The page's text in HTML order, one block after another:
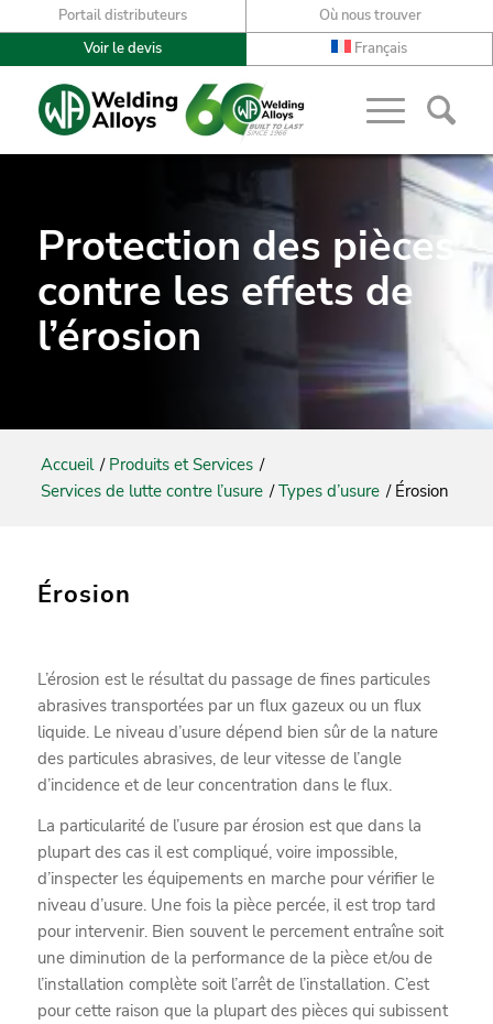
Portail distributeurs
Où nous trouver
Voir le devis
Français
Protection des pièces
contre les effets de
l’érosion
Accueil / Produits et Services /
Services de lutte contre l’usure / Types d’usure / Érosion
Érosion
L’érosion est le résultat du passage de fines particules
abrasives transportées par un flux gazeux ou un flux
liquide. Le niveau d’usure dépend bien sûr de la nature
des particules abrasives, de leur vitesse de l’angle
d’incidence et de leur concentration dans le flux.
La particularité de l’usure par érosion est que dans la
plupart des cas il est compliqué, voire impossible,
d’inspecter les équipements en marche pour vérifier le
niveau d’usure. Une fois la pièce percée, il est trop tard
pour intervenir. Bien souvent le percement entraîne soit
une diminution de la performance de la pièce et/ou de
l’installation complète soit l’arrêt de l’installation. C’est
pour cette raison que la plupart des pièces qui subissent